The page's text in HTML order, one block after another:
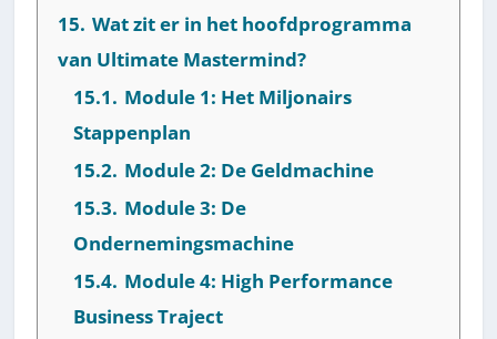
15. Wat zit er in het hoofdprogramma
van Ultimate Mastermind?
15.1. Module 1: Het Miljonairs
Stappenplan
15.2. Module 2: De Geldmachine
15.3. Module 3: De
Ondernemingsmachine
15.4. Module 4: High Performance
Business Traject